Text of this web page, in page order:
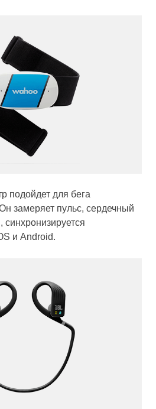
подойдет для бега
замеряет пульс, сердечный
синхронизируется
и Android.